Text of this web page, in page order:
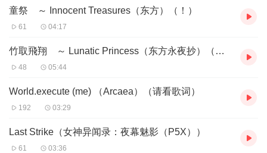
童祭 ～ Innocent Treasures（东方）（！）
61 04:17
竹取飛翔 ～ Lunatic Princess（东方永夜抄）（！）
48 05:44
World.execute (me) （Arcaea）（请看歌词）
192 03:29
Last Strike（女神异闻录：夜幕魅影（P5X））
61 03:36